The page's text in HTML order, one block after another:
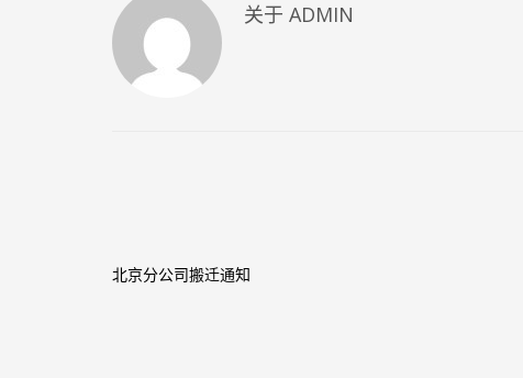
关于 ADMIN
北京分公司搬迁通知